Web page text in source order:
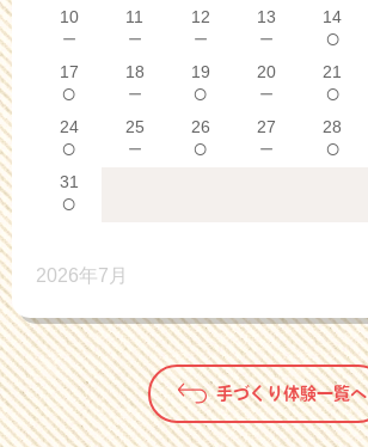
10
－
11
－
12
－
13
－
14
○
17
○
18
－
19
○
20
－
21
○
24
○
25
－
26
○
27
－
28
○
31
○
2026年7月
手づくり体験一覧へ